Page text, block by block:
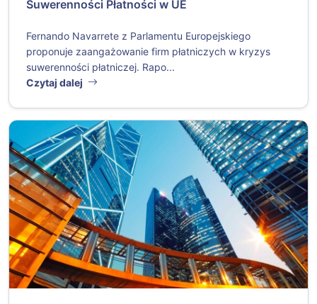
Suwerenności Płatności w UE
Fernando Navarrete z Parlamentu Europejskiego
proponuje zaangażowanie firm płatniczych w kryzys
suwerenności płatniczej. Rapo...
Czytaj dalej